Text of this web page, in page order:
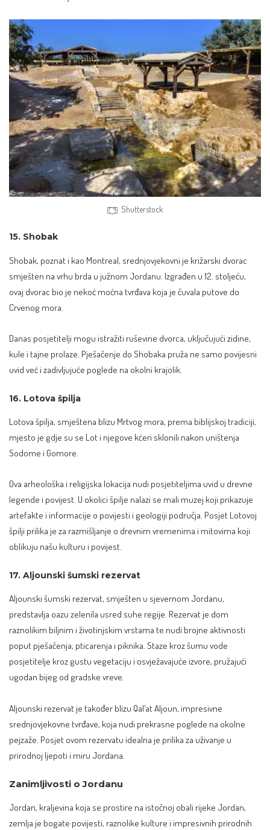
Shutterstock
15. Shobak
Shobak, poznat i kao Montreal, srednjovjekovni je križarski dvorac
smješten na vrhu brda u južnom Jordanu. Izgrađen u 12. stoljeću,
ovaj dvorac bio je nekoć moćna tvrđava koja je čuvala putove do
Crvenog mora.
Danas posjetitelji mogu istražiti ruševine dvorca, uključujući zidine,
kule i tajne prolaze. Pješačenje do Shobaka pruža ne samo povijesni
uvid već i zadivljujuće poglede na okolni krajolik.
16. Lotova špilja
Lotova špilja, smještena blizu Mrtvog mora, prema biblijskoj tradiciji,
mjesto je gdje su se Lot i njegove kćeri sklonili nakon uništenja
Sodome i Gomore.
Ova arheološka i religijska lokacija nudi posjetiteljima uvid u drevne
legende i povijest. U okolici špilje nalazi se mali muzej koji prikazuje
artefakte i informacije o povijesti i geologiji područja. Posjet Lotovoj
špilji prilika je za razmišljanje o drevnim vremenima i mitovima koji
oblikuju našu kulturu i povijest.
17. Aljounski šumski rezervat
Aljounski šumski rezervat, smješten u sjevernom Jordanu,
predstavlja oazu zelenila usred suhe regije. Rezervat je dom
raznolikim biljnim i životinjskim vrstama te nudi brojne aktivnosti
poput pješačenja, pticarenja i piknika. Staze kroz šumu vode
posjetitelje kroz gustu vegetaciju i osvježavajuće izvore, pružajući
ugodan bijeg od gradske vreve.
Aljounski rezervat je također blizu Qal’at Aljoun, impresivne
srednjovjekovne tvrđave, koja nudi prekrasne poglede na okolne
pejzaže. Posjet ovom rezervatu idealna je prilika za uživanje u
prirodnoj ljepoti i miru Jordana.
Zanimljivosti o Jordanu
Jordan, kraljevina koja se prostire na istočnoj obali rijeke Jordan,
zemlja je bogate povijesti, raznolike kulture i impresivnih prirodnih